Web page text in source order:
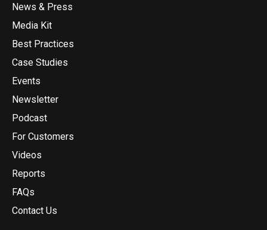
News & Press
Media Kit
Best Practices
Case Studies
Events
Newsletter
Podcast
For Customers
Videos
Reports
FAQs
Contact Us